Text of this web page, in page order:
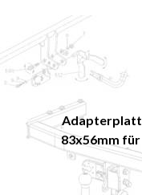
83x56mm für